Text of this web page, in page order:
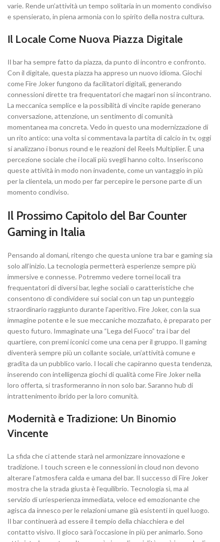
varie. Rende un’attività un tempo solitaria in un momento condiviso
e spensierato, in piena armonia con lo spirito della nostra cultura.
Il Locale Come Nuova Piazza Digitale
Il bar ha sempre fatto da piazza, da punto di incontro e confronto.
Con il digitale, questa piazza ha appreso un nuovo idioma. Giochi
come Fire Joker fungono da facilitatori digitali, generando
connessioni dirette tra frequentatori che magari non si incontrano.
La meccanica semplice e la possibilità di vincite rapide generano
conversazione, attenzione, un sentimento di comunità
momentanea ma concreta. Vedo in questo una modernizzazione di
un rito antico: una volta si commentava la partita di calcio in tv, oggi
si analizzano i bonus round e le reazioni del Reels Multiplier. È una
percezione sociale che i locali più svegli hanno colto. Inseriscono
queste attività in modo non invadente, come un vantaggio in più
per la clientela, un modo per far percepire le persone parte di un
momento condiviso.
Il Prossimo Capitolo del Bar Counter
Gaming in Italia
Pensando al domani, ritengo che questa unione tra bar e gaming sia
solo all’inizio. La tecnologia permetterà esperienze sempre più
immersive e connesse. Potremmo vedere tornei locali tra
frequentatori di diversi bar, leghe sociali o caratteristiche che
consentono di condividere sui social con un tap un punteggio
straordinario raggiunto durante l’aperitivo. Fire Joker, con la sua
immagine potente e le sue meccaniche mozzafiato, è preparato per
questo futuro. Immaginate una “Lega del Fuoco” tra i bar del
quartiere, con premi iconici come una cena per il gruppo. Il gaming
diventerà sempre più un collante sociale, un’attività comune e
gradita da un pubblico vario. I locali che capiranno questa tendenza,
inserendo con intelligenza giochi di qualità come Fire Joker nella
loro offerta, si trasformeranno in non solo bar. Saranno hub di
intrattenimento ibrido per la loro comunità.
Modernità e Tradizione: Un Binomio
Vincente
La sfida che ci attende starà nel armonizzare innovazione e
tradizione. I touch screen e le connessioni in cloud non devono
alterare l’atmosfera calda e umana del bar. Il successo di Fire Joker
mostra che la strada giusta è l’equilibrio. Tecnologia sì, ma al
servizio di un’esperienza immediata, veloce ed emozionante che
agisca da innesco per le relazioni umane già esistenti in quel luogo.
Il bar continuerà ad essere il tempio della chiacchiera e del
contatto visivo. Il gioco sarà l’occasione in più per animarlo. Sono